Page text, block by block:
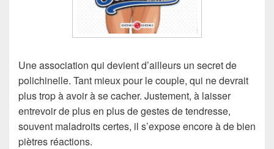
Une association qui devient d’ailleurs un secret de
polichinelle. Tant mieux pour le couple, qui ne devrait
plus trop à avoir à se cacher. Justement, à laisser
entrevoir de plus en plus de gestes de tendresse,
souvent maladroits certes, il s’expose encore à de bien
piètres réactions.